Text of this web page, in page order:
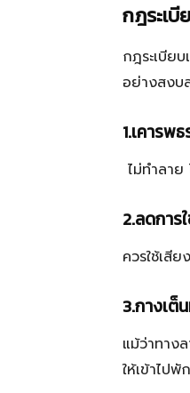
กฎระเ
กฎระเบีย
อย่างสงบ
1.เคารพ
ไม่ทำลา
2.ลดการ
ควรใช้เสี
3.กางเต็
แม้ว่าทาง
ให้เข้าไป